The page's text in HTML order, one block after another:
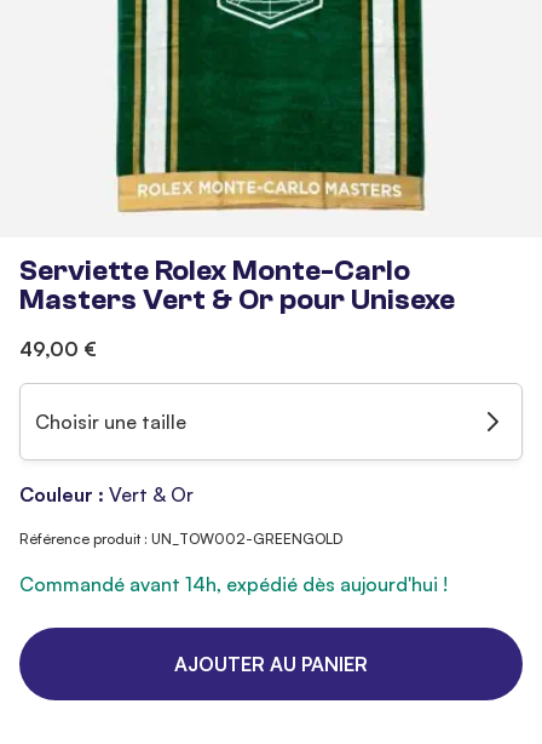
Serviette Rolex Monte-Carlo
Masters Vert & Or pour Unisexe
49,00 €
Choisir une taille
Couleur : Vert & Or
Référence produit : UN_TOW002-GREENGOLD
Commandé avant 14h, expédié dès aujourd'hui !
AJOUTER AU PANIER